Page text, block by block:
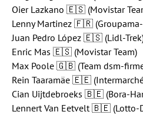
Oier Lazkano 🇪🇸 (Movistar
Lenny Martinez 🇫🇷 (Groupama-
Juan Pedro López 🇪🇸 (Lidl-
Enric Mas 🇪🇸 (Movistar Team)
Max Poole 🇬🇧 (Team dsm-
Rein Taaramäe 🇪🇪
Cian Uijtdebroeks 🇧🇪 (Bora-
Lennert Van Eetvelt 🇧🇪 (Lotto-